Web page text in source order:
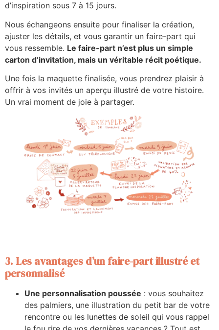
d’inspiration sous 7 à 15 jours.
Nous échangeons ensuite pour finaliser la création,
ajuster les détails, et vous garantir un faire-part qui
vous ressemble. Le faire-part n’est plus un simple
carton d’invitation, mais un véritable récit poétique.
Une fois la maquette finalisée, vous prendrez plaisir à
offrir à vos invités un aperçu illustré de votre histoire.
Un vrai moment de joie à partager.
3. Les avantages d’un faire-part illustré et
personnalisé
Une personnalisation poussée : vous souhaitez
des palmiers, une illustration du petit bar de votre
rencontre ou les lunettes de soleil qui vous rappel